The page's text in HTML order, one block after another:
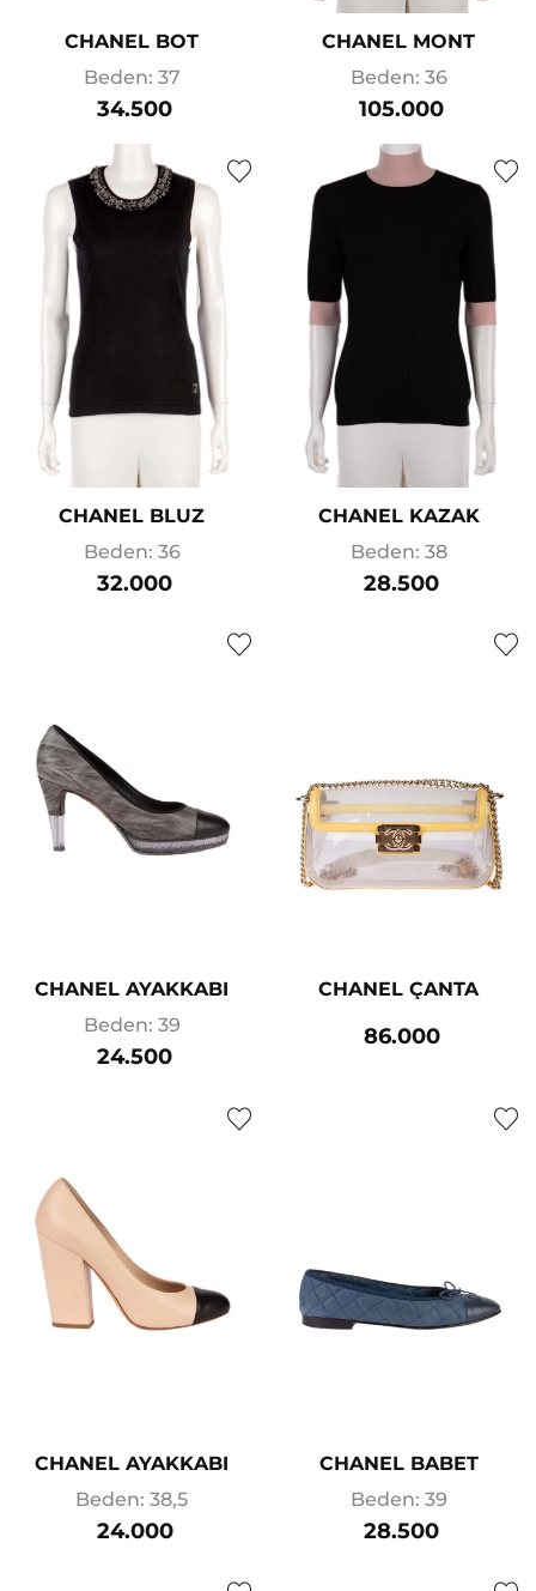
CHANEL BOT
Beden: 37
34.500
CHANEL MONT
Beden: 36
105.000
CHANEL BLUZ
Beden: 36
32.000
CHANEL KAZAK
Beden: 38
28.500
CHANEL AYAKKABI
Beden: 39
24.500
CHANEL ÇANTA
86.000
CHANEL AYAKKABI
Beden: 38,5
24.000
CHANEL BABET
Beden: 39
28.500